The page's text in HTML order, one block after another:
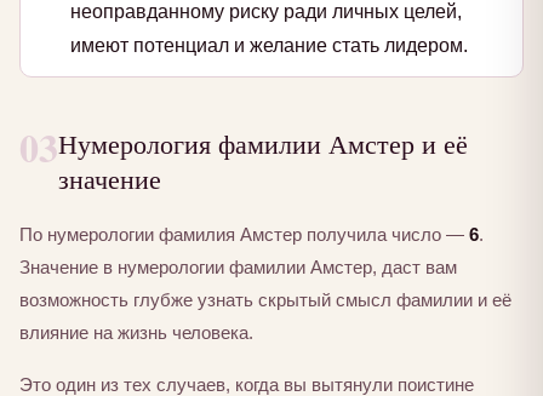
неоправданному риску ради личных целей,
имеют потенциал и желание стать лидером.
03Нумерология фамилии Амстер и её
значение
По нумерологии фамилия Амстер получила число — 6.
Значение в нумерологии фамилии Амстер, даст вам
возможность глубже узнать скрытый смысл фамилии и её
влияние на жизнь человека.
Это один из тех случаев, когда вы вытянули поистине